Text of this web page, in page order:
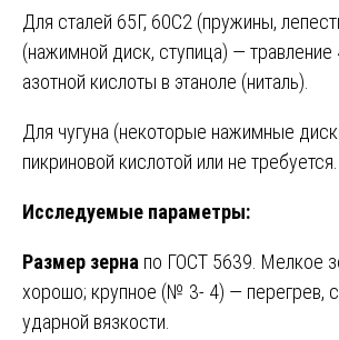
Для сталей 65Г, 60С2 (пружины,
(нажимной диск, ступица) — травление
азотной кислоты в этаноле (ниталь).
Для чугуна (некоторые нажимные
пикриновой кислотой или не требуется.
Исследуемые параметры:
Размер зерна по ГОСТ 5639. Мелкое
хорошо; крупное (№ 3- 4) — перегрев,
ударной вязкости.